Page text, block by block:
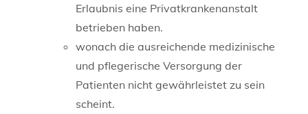
Erlaubnis eine Privatkrankenanstalt
betrieben haben.
wonach die ausreichende medizinische
und pflegerische Versorgung der
Patienten nicht gewährleistet zu sein
scheint.